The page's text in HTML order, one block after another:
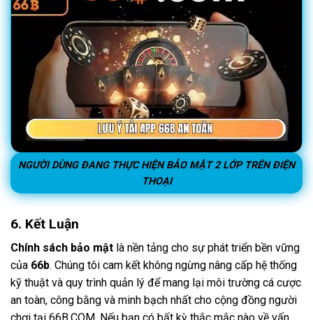
NGƯỜI DÙNG ĐANG THỰC HIỆN BẢO MẬT 2 LỚP TRÊN ĐIỆN
THOẠI
6. Kết Luận
Chính sách bảo mật là nền tảng cho sự phát triển bền vững
của 66b. Chúng tôi cam kết không ngừng nâng cấp hệ thống
kỹ thuật và quy trình quản lý để mang lại môi trường cá cược
an toàn, công bằng và minh bạch nhất cho cộng đồng người